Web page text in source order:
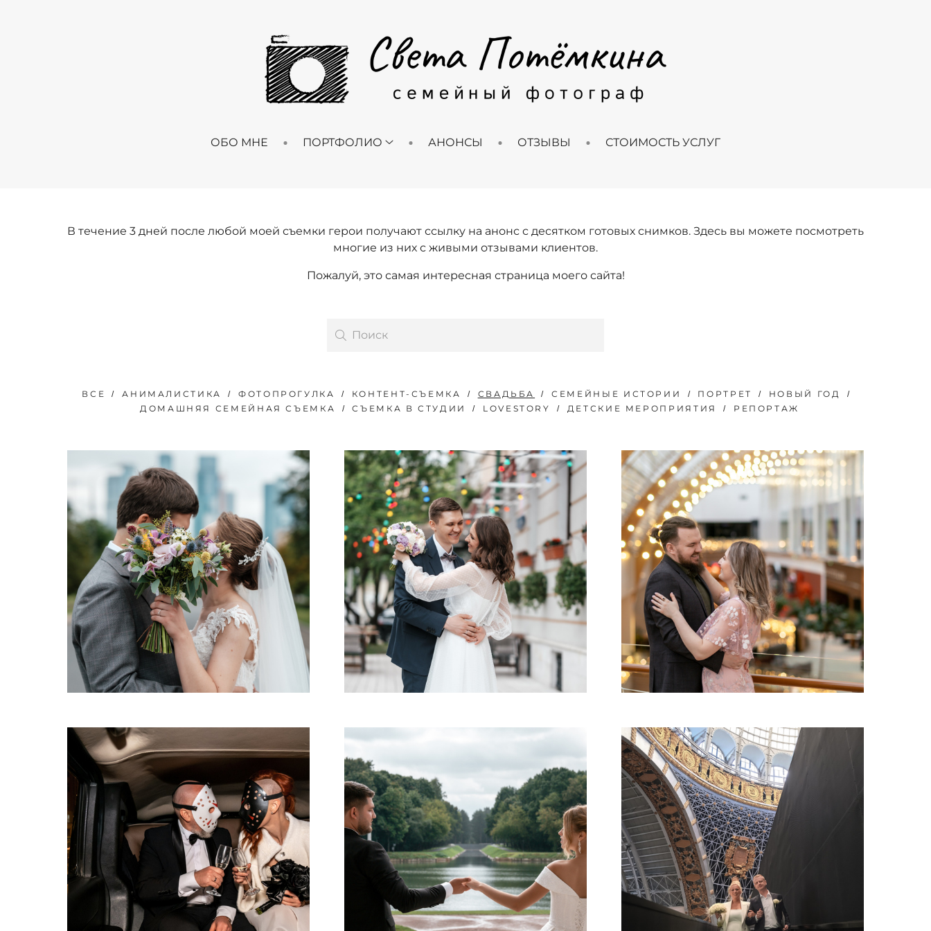
ОБО МНЕ ПОРТФОЛИО АНОНСЫ ОТЗЫВЫ СТОИМОСТЬ УСЛУГ
В течение 3 дней после любой моей съемки герои получают ссылку на анонс с десятком готовых снимков. Здесь вы можете посмотреть
многие из них с живыми отзывами клиентов.
Пожалуй, это самая интересная страница моего сайта!
ВСЕ АНИМАЛИСТИКА ФОТОПРОГУЛКА КОНТЕНТ-СЪЕМКА СВАДЬБА СЕМЕЙНЫЕ ИСТОРИИ ПОРТРЕТ
НОВЫЙ ГОД
ДОМАШНЯЯ СЕМЕЙНАЯ СЪЕМКА
СЪЕМКА В СТУДИИ LOVESTORY ДЕТСКИЕ МЕРОПРИЯТИЯ РЕПОРТАЖ